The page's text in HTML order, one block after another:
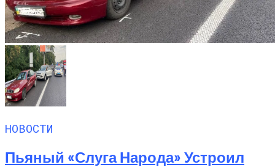
НОВОСТИ
Пьяный «слуга Народа» Устроил